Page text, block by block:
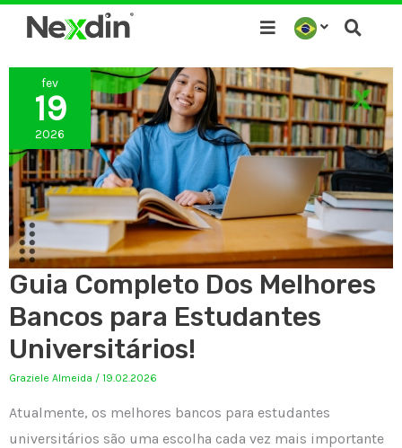
para
conteúdo
fev
19
2026
Guia Completo Dos Melhores
Bancos para Estudantes
Universitários!
Graziele Almeida / 19.02.2026
Atualmente, os melhores bancos para estudantes
universitários são uma escolha cada vez mais importante